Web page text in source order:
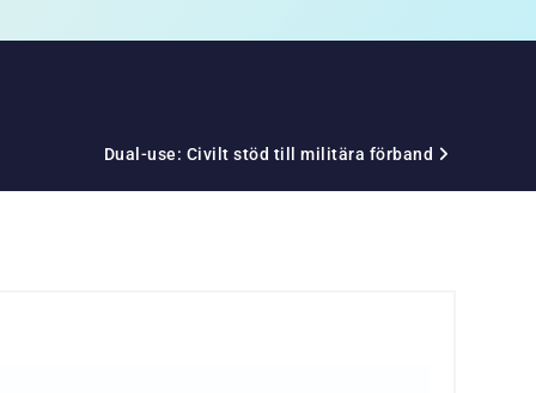
Dual-use: Civilt stöd till militära förband